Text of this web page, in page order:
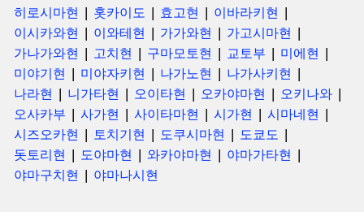
히로시마현
홋카이도 효고현
이바라키현
이시카와현
이와테현 가가와현
가고시마현
가나가와현
고치현 구마모토현 교토부
미에현
미야기현
미야자키현 나가노현
나가사키현
나라현
니가타현 오이타현 오카야마현
오키나와
오사카부
사가현 사이타마현 시가현
시마네현
시즈오카현
토치기현 도쿠시마현
도쿄도
돗토리현
도야마현 와카야마현
야마가타현
야마구치현
야마나시현